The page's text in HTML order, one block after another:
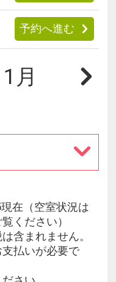
予約へ進む
月
在（空室状況は
ください）
含まれません。
支払いが必要で